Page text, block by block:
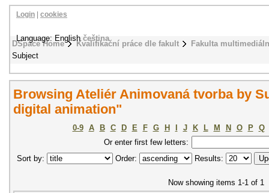
DSpace Home Kvalifikační práce dle fakult
Fakulta
Subject
Login cookies
Language: Englishčeština
Browsing Ateliér Animovaná tvorba by
digital animation"
0-9 A B C D E F G H J K L M N O P
Q
Or enter first few letters:
Sort by:
Order: Results:
Now showing items 1-1 of 1